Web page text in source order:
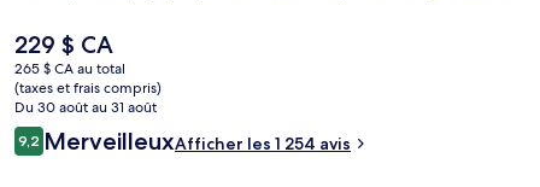
d’entraînement physique et casse-croûte/charcuterie sont d’autres
points saillants. Les autres voyageurs apprécient l’emplacement
pour les sites touristiques, mais aussi pour sa proximité au transport
en commun : Station de métro L'Enfant Plaza est à 6 minutes à pied
et Station de métro Smithsonian se situe à 7 minutes à pied.
Le
prix
actuel
est
de 229 $ CA
229 $ CA
265 $ CA au total
(taxes et frais compris)
Du 30 août au 31 août
Avis
9,29,2 sur 10 –
MerveilleuxAfficher les 1 254 avis